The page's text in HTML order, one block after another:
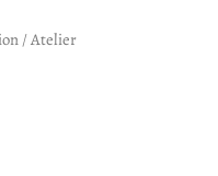
/ Atelier